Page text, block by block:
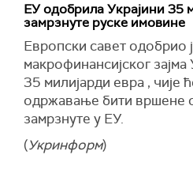
ЕУ одобрила Украјини 35
замрзнуте руске имовине
Европски савет одобрио
макрофинансијског
35 милијарди евра , чије
одржавање бити вршене
замрзнуте у ЕУ.
(Укринформ)